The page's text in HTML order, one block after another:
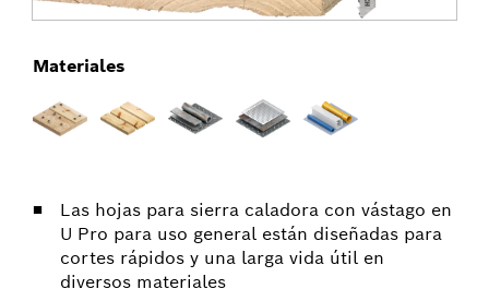
Las hojas para sierra caladora con vástago en
U Pro para uso general están diseñadas para
cortes rápidos y una larga vida útil en
diversos materiales
Materiales